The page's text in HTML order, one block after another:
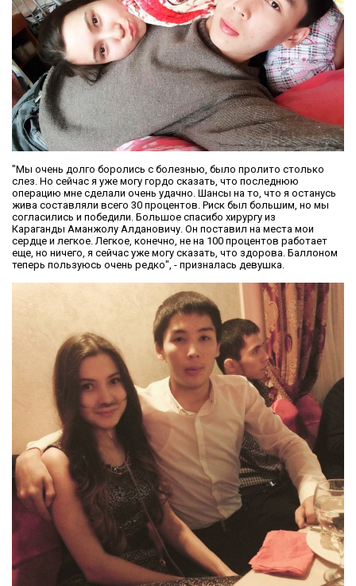
"Мы очень долго боролись с болезнью, было пролито столько
слез. Но сейчас я уже могу гордо сказать, что последнюю
операцию мне сделали очень удачно. Шансы на то, что я останусь
жива составляли всего 30 процентов. Риск был большим, но мы
согласились и победили. Большое спасибо хирургу из
Караганды Аманжолу Алдановичу. Он поставил на места мои
сердце и легкое. Легкое, конечно, не на 100 процентов работает
еще, но ничего, я сейчас уже могу сказать, что здорова. Баллоном
теперь пользуюсь очень редко", - призналась девушка.